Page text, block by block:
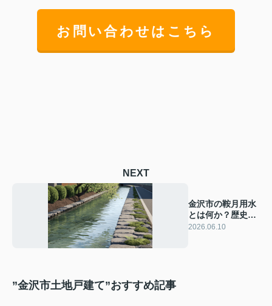
お問い合わせはこちら
NEXT
金沢市の鞍月用水
とは何か？歴史を
知って観光をより
2026.06.10
”金沢市土地戸建て”おすすめ記事